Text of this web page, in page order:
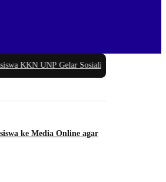
UNP Gelar Sosialisasi Pencegahan
ke Media Online agar